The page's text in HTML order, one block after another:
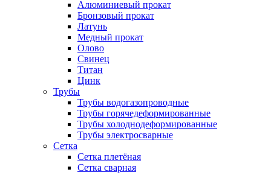
Алюминиевый прокат
Бронзовый прокат
Латунь
Медный прокат
Олово
Свинец
Титан
Цинк
Трубы
Трубы водогазопроводные
Трубы горячедеформированные
Трубы холоднодеформированные
Трубы электросварные
Сетка
Сетка плетёная
Сетка сварная